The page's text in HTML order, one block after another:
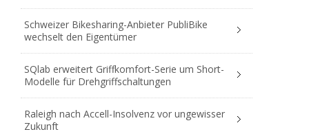
Schweizer Bikesharing-Anbieter PubliBike
wechselt den Eigentümer
SQlab erweitert Griffkomfort-Serie um Short-
Modelle für Drehgriffschaltungen
Raleigh nach Accell-Insolvenz vor ungewisser
Zukunft